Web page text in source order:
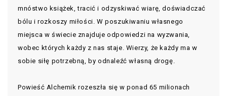
mnóstwo książek, tracić i odzyskiwać wiarę, doświadczać
bólu i rozkoszy miłości. W poszukiwaniu własnego
miejsca w świecie znajduje odpowiedzi na wyzwania,
wobec których każdy z nas staje. Wierzy, że każdy ma w
sobie siłę potrzebną, by odnaleźć własną drogę.
Powieść Alchemik rozeszła się w ponad 65 milionach